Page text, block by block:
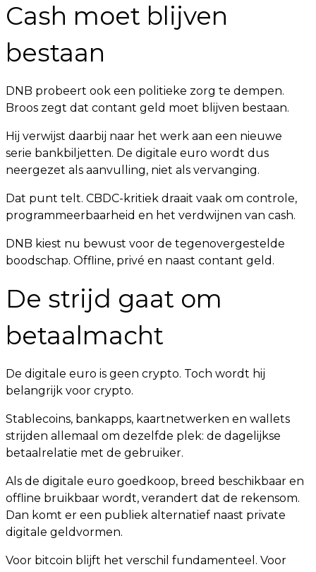
Cash moet blijven
bestaan
DNB probeert ook een politieke zorg te dempen.
Broos zegt dat contant geld moet blijven bestaan.
Hij verwijst daarbij naar het werk aan een nieuwe
serie bankbiljetten. De digitale euro wordt dus
neergezet als aanvulling, niet als vervanging.
Dat punt telt. CBDC-kritiek draait vaak om controle,
programmeerbaarheid en het verdwijnen van cash.
DNB kiest nu bewust voor de tegenovergestelde
boodschap. Offline, privé en naast contant geld.
De strijd gaat om
betaalmacht
De digitale euro is geen crypto. Toch wordt hij
belangrijk voor crypto.
Stablecoins, bankapps, kaartnetwerken en wallets
strijden allemaal om dezelfde plek: de dagelijkse
betaalrelatie met de gebruiker.
Als de digitale euro goedkoop, breed beschikbaar en
offline bruikbaar wordt, verandert dat de rekensom.
Dan komt er een publiek alternatief naast private
digitale geldvormen.
Voor bitcoin blijft het verschil fundamenteel. Voor